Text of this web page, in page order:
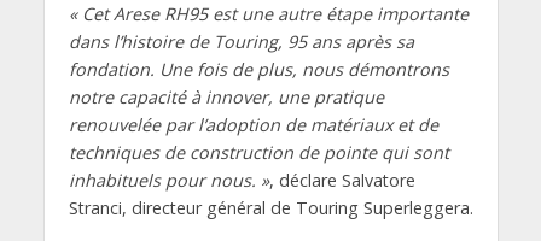
« Cet Arese RH95 est une autre étape importante
dans l’histoire de Touring, 95 ans après sa
fondation. Une fois de plus, nous démontrons
notre capacité à innover, une pratique
renouvelée par l’adoption de matériaux et de
techniques de construction de pointe qui sont
inhabituels pour nous. », déclare Salvatore
Stranci, directeur général de Touring Superleggera.